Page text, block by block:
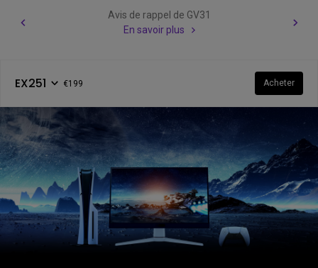
Avis de rappel de GV31
En savoir plus
EX251 €199 Acheter